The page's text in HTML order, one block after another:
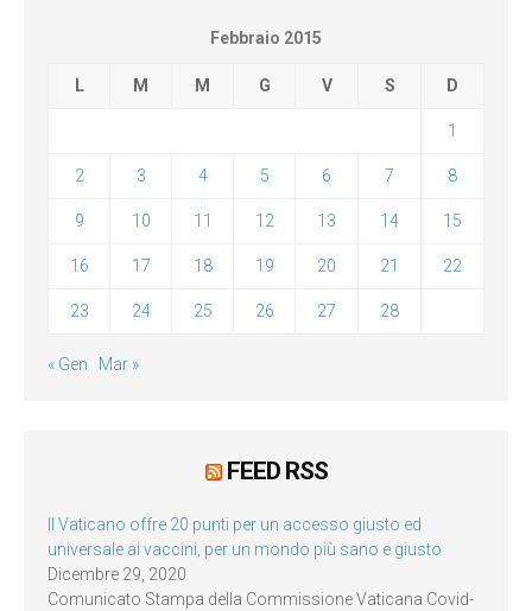
Febbraio 2015
L M M G V S D
1
2 3 4 5 6 7 8
9 10 11 12 13 14 15
16 17 18 19 20 21 22
23 24 25 26 27 28
« Gen Mar »
FEED RSS
Il Vaticano offre 20 punti per un accesso giusto ed
universale ai vaccini, per un mondo più sano e giusto
Dicembre 29, 2020
Comunicato Stampa della Commissione Vaticana Covid-